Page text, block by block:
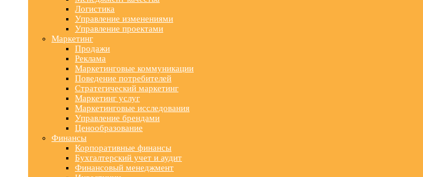
Логистика
Управление изменениями
Управление проектами
Маркетинг
Продажи
Реклама
Маркетинговые коммуникации
Поведение потребителей
Стратегический маркетинг
Маркетинг услуг
Маркетинговые исследования
Управление брендами
Ценообразование
Финансы
Корпоративные финансы
Бухгалтерский учет и аудит
Финансовый менеджмент